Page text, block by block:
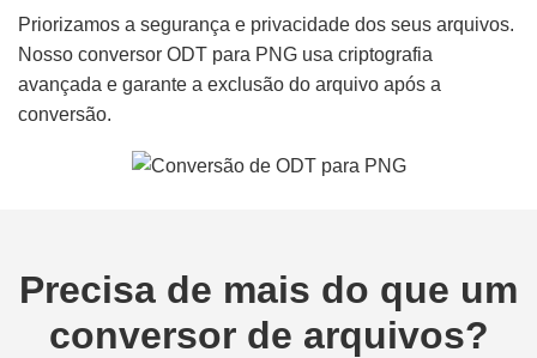
Priorizamos a segurança e privacidade dos seus arquivos.
Nosso conversor ODT para PNG usa criptografia
avançada e garante a exclusão do arquivo após a
conversão.
Precisa de mais do que um
conversor de arquivos?